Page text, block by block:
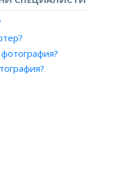
фотография?